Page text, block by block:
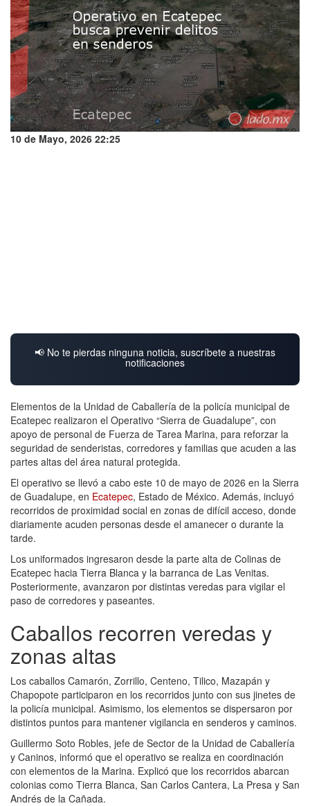
10 de Mayo, 2026 22:25
📢 No te pierdas ninguna noticia, suscríbete a nuestras
notificaciones
Elementos de la Unidad de Caballería de la policía municipal de
Ecatepec realizaron el Operativo “Sierra de Guadalupe”, con
apoyo de personal de Fuerza de Tarea Marina, para reforzar la
seguridad de senderistas, corredores y familias que acuden a las
partes altas del área natural protegida.
El operativo se llevó a cabo este 10 de mayo de 2026 en la Sierra
de Guadalupe, en Ecatepec, Estado de México. Además, incluyó
recorridos de proximidad social en zonas de difícil acceso, donde
diariamente acuden personas desde el amanecer o durante la
tarde.
Los uniformados ingresaron desde la parte alta de Colinas de
Ecatepec hacia Tierra Blanca y la barranca de Las Venitas.
Posteriormente, avanzaron por distintas veredas para vigilar el
paso de corredores y paseantes.
Caballos recorren veredas y
zonas altas
Los caballos Camarón, Zorrillo, Centeno, Tilico, Mazapán y
Chapopote participaron en los recorridos junto con sus jinetes de
la policía municipal. Asimismo, los elementos se dispersaron por
distintos puntos para mantener vigilancia en senderos y caminos.
Guillermo Soto Robles, jefe de Sector de la Unidad de Caballería
y Caninos, informó que el operativo se realiza en coordinación
con elementos de la Marina. Explicó que los recorridos abarcan
colonias como Tierra Blanca, San Carlos Cantera, La Presa y San
Andrés de la Cañada.